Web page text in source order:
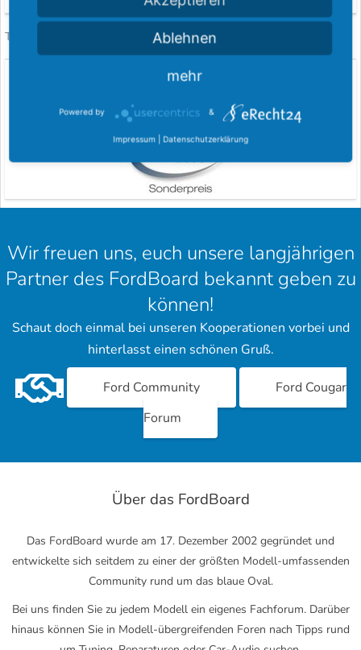
Teilen: PinterestWhatsApp
E-MailLink
Ehrungen für das FordBoard
Wir freuen uns, euch unsere langjährigen
Partner des FordBoard bekannt geben zu
können!
Schaut doch einmal bei unseren Kooperationen vorbei und
hinterlasst einen schönen Gruß.
Ford Community
Ford Cougar
Forum
Über das FordBoard
Das FordBoard wurde am 17. Dezember 2002 gegründet und
entwickelte sich seitdem zu einer der größten Modell-umfassenden
Community rund um das blaue Oval.
Bei uns finden Sie zu jedem Modell ein eigenes Fachforum. Darüber
hinaus können Sie in Modell-übergreifenden Foren nach Tipps rund
Ablehnen
mehr
Powered by &
Impressum | Datenschutzerklärung